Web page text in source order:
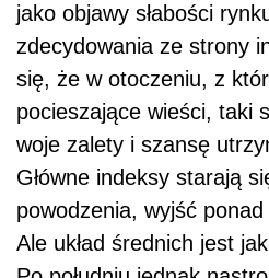
jako objawy słabości
zdecydowania ze strony
się, że w otoczeniu, z
pocieszające wieści, taki
woje zalety i szansę
Główne indeksy starają
powodzenia, wyjść
Ale układ średnich jest